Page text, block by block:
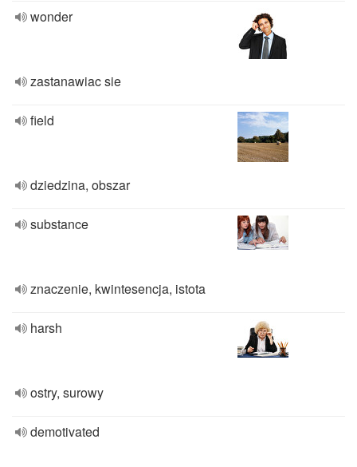
wonder
zastanawiac sie
field
dziedzina, obszar
substance
znaczenie, kwintesencja, istota
harsh
ostry, surowy
demotivated